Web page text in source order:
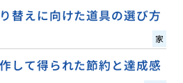
替えに向けた道具の選び方
家
して得られた節約と達成感